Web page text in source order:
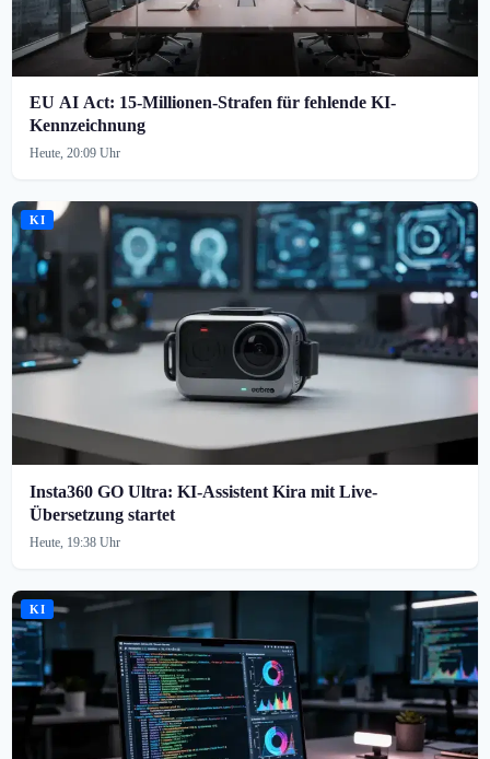
EU AI Act: 15-Millionen-Strafen für fehlende KI-
Kennzeichnung
Heute, 20:09 Uhr
KI
Insta360 GO Ultra: KI-Assistent Kira mit Live-
Übersetzung startet
Heute, 19:38 Uhr
KI